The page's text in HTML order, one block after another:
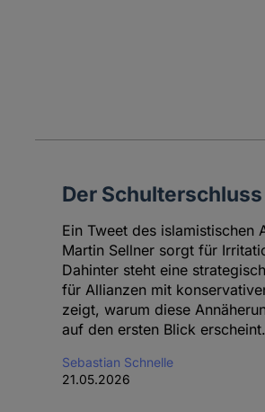
Der
Ein Tweet des islamistischen
Martin Sellner sorgt für
Dahinter steht eine
für Allianzen mit
zeigt, warum diese
auf den ersten Blick erscheint.
Sebastian Schnelle
21.05.2026